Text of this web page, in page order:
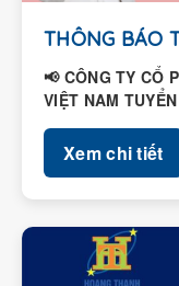
THÔNG BÁO
📢 CÔNG TY CỔ
VIỆT NAM
chính – Nhân...
Xem chi tiết